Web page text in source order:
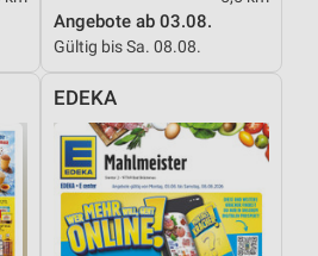
Angebote ab 03.08.
Gültig bis Sa. 08.08.
EDEKA